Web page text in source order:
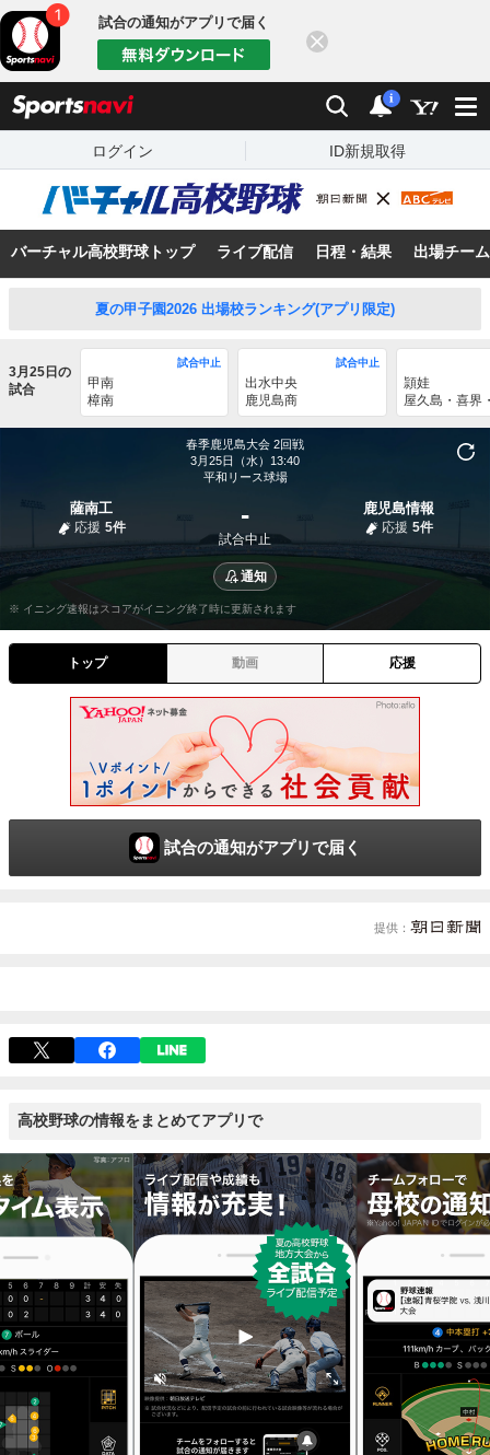
試合の通知がアプリで届く
検索 通知
i
ログイン ID新規取得
バーチャル高校野球トップ ライブ配信 日程・結果 出場チーム
夏の甲子園2026 出場校ランキング(アプリ限定)
3月25日の
試合
試合中止
甲南
樟南
試合中止
出水中央
鹿児島商
頴娃
屋久島・喜界
春季鹿児島大会 2回戦
3月25日（水）13:40
平和リース球場
薩南工
応援 5件 -
試合中止
鹿児島情報
応援 5件
通知
※ イニング速報はスコアがイニング終了時に更新されます
トップ 動画 応援
試合の通知がアプリで届く
提供
高校野球の情報をまとめてアプリで